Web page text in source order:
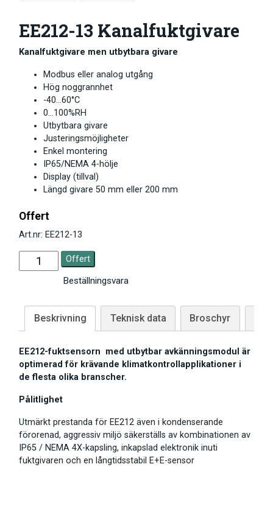
EE212-13 Kanalfuktgivare
Kanalfuktgivare men utbytbara givare
Modbus eller analog utgång
Hög noggrannhet
-40…60°C
0…100%RH
Utbytbara givare
Justeringsmöjligheter
Enkel montering
IP65/NEMA 4-hölje
Display (tillval)
Längd givare 50 mm eller 200 mm
Offert
Art.nr: EE212-13
Offert
Beställningsvara
Beskrivning Teknisk data Broschyr
EE212-fuktsensorn med utbytbar avkänningsmodul är
optimerad för krävande klimatkontrollapplikationer i
de flesta olika branscher.
Pålitlighet
Utmärkt prestanda för EE212 även i kondenserande
förorenad, aggressiv miljö säkerställs av kombinationen av
IP65 / NEMA 4X-kapsling, inkapslad elektronik inuti
fuktgivaren och en långtidsstabil E+E-sensor